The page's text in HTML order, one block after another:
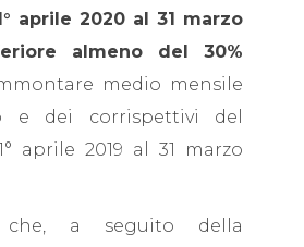
aprile 2020 al 31 marzo
almeno del 30%
medio mensile
e dei corrispettivi del
aprile 2019 al 31 marzo
a seguito della